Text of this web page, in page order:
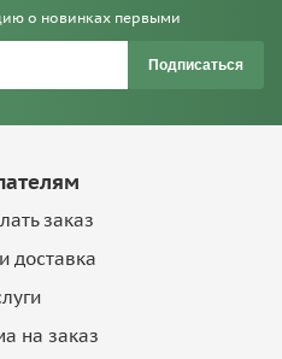
о новинках первыми
Подписаться
заказ
доставка
на заказ